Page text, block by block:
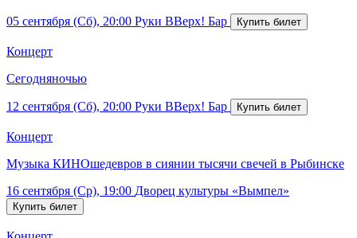
05 сентября (Сб), 20:00 Руки ВВерх! Бар
Концерт
Сегодняночью
12 сентября (Сб), 20:00 Руки ВВерх! Бар
Концерт
Музыка КИНОшедевров в сиянии тысячи свечей в Рыбинске
16 сентября (Ср), 19:00 Дворец культуры «Вымпел»